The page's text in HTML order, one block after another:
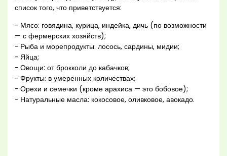
список того, что приветствуется:
- Мясо: говядина, курица, индейка, дичь (по возможности
— с фермерских хозяйств);
- Рыба и морепродукты: лосось, сардины, мидии;
- Яйца;
- Овощи: от брокколи до кабачков;
- Фрукты: в умеренных количествах;
- Орехи и семечки (кроме арахиса — это бобовое);
- Натуральные масла: кокосовое, оливковое, авокадо.